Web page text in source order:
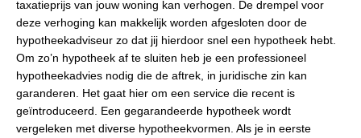
taxatieprijs van jouw woning kan verhogen. De drempel voor
deze verhoging kan makkelijk worden afgesloten door de
hypotheekadviseur zo dat jij hierdoor snel een hypotheek hebt.
Om zo’n hypotheek af te sluiten heb je een professioneel
hypotheekadvies nodig die de aftrek, in juridische zin kan
garanderen. Het gaat hier om een service die recent is
geïntroduceerd. Een gegarandeerde hypotheek wordt
vergeleken met diverse hypotheekvormen. Als je in eerste